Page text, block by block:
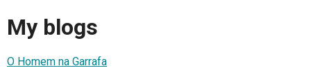
My blogs
O Homem na Garrafa